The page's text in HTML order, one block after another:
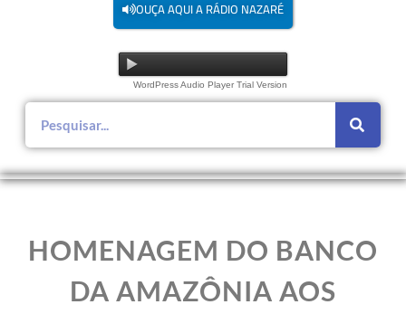
OUÇA AQUI A RÁDIO NAZARÉ
WordPress Audio Player Trial Version
HOMENAGEM DO BANCO
DA AMAZÔNIA AOS